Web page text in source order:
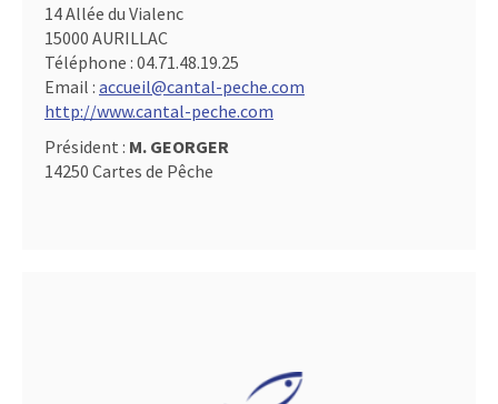
14 Allée du Vialenc
15000 AURILLAC
Téléphone : 04.71.48.19.25
Email : accueil@cantal-peche.com
http://www.cantal-peche.com
Président : M. GEORGER
14250 Cartes de Pêche